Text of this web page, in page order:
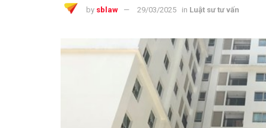
by sblaw 29/03/2025 in Luật sư tư vấn